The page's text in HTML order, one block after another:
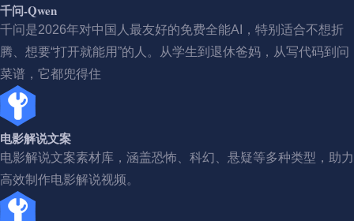
千问-Qwen
千问是2026年对中国人最友好的免费全能AI，特别适合不想折
腾、想要“打开就能用”的人。从学生到退休爸妈，从写代码到问
菜谱，它都兜得住
电影解说文案
电影解说文案素材库，涵盖恐怖、科幻、悬疑等多种类型，助力
高效制作电影解说视频。